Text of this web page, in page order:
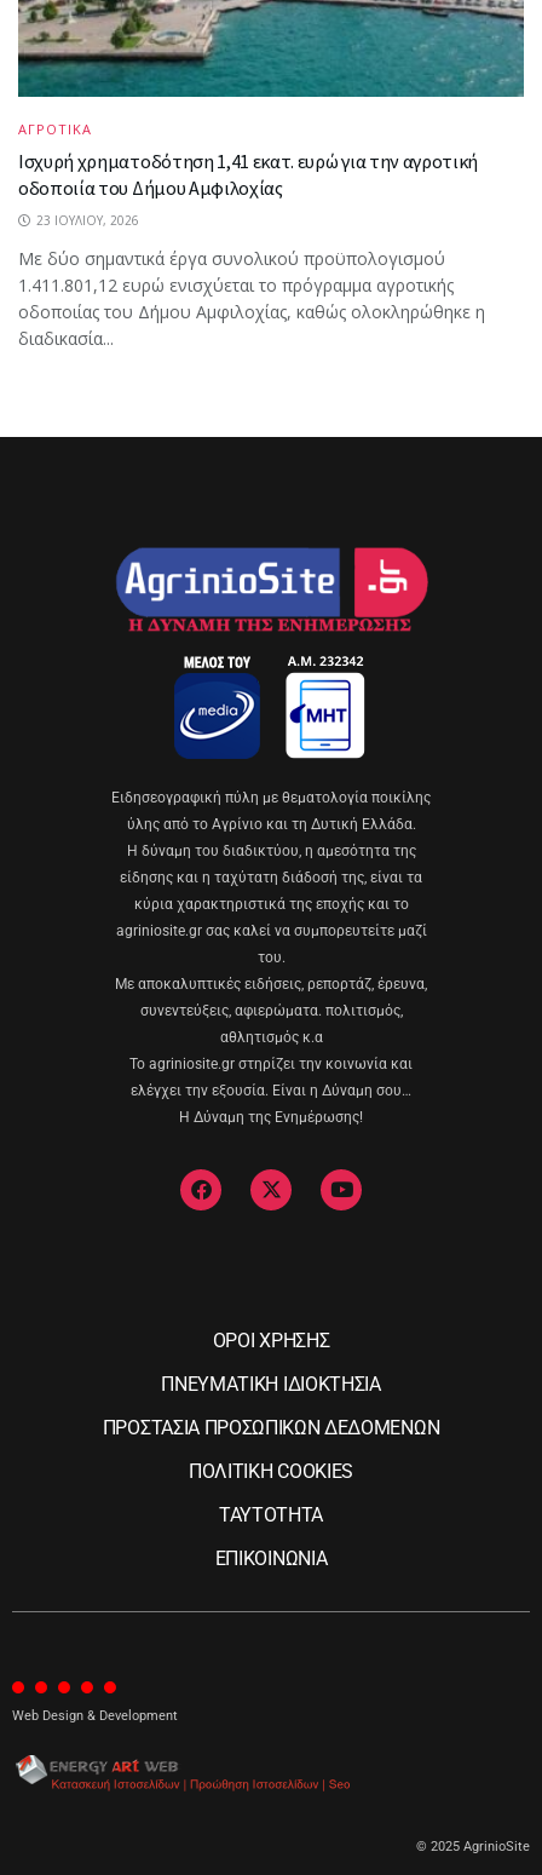
ΑΓΡΟΤΙΚΑ
Ισχυρή χρηματοδότηση 1,41 εκατ. ευρώ για την αγροτική
οδοποιία του Δήμου Αμφιλοχίας
23 ΙΟΥΛΊΟΥ, 2026
Με δύο σημαντικά έργα συνολικού προϋπολογισμού
1.411.801,12 ευρώ ενισχύεται το πρόγραμμα αγροτικής
οδοποιίας του Δήμου Αμφιλοχίας, καθώς ολοκληρώθηκε η
διαδικασία...
Eιδησεογραφική πύλη με θεματολογία ποικίλης
ύλης από το Αγρίνιο και τη Δυτική Ελλάδα.
Η δύναμη του διαδικτύου, η αμεσότητα της
είδησης και η ταχύτατη διάδοσή της, είναι τα
κύρια χαρακτηριστικά της εποχής και το
agriniosite.gr σας καλεί να συμπορευτείτε μαζί
του.
Με αποκαλυπτικές ειδήσεις, ρεπορτάζ, έρευνα,
συνεντεύξεις, αφιερώματα. πολιτισμός,
αθλητισμός κ.α
Το agriniosite.gr στηρίζει την κοινωνία και
ελέγχει την εξουσία. Είναι η Δύναμη σου…
Η Δύναμη της Ενημέρωσης!
ΟΡΟΙ ΧΡΗΣΗΣ
ΠΝΕΥΜΑΤΙΚΗ ΙΔΙΟΚΤΗΣΙΑ
ΠΡΟΣΤΑΣΙΑ ΠΡΟΣΩΠΙΚΩΝ ΔΕΔΟΜΕΝΩΝ
ΠΟΛΙΤΙΚΗ COOKIES
ΤΑΥΤΟΤΗΤΑ
ΕΠΙΚΟΙΝΩΝΙΑ
Web Design & Development
© 2025 AgrinioSite